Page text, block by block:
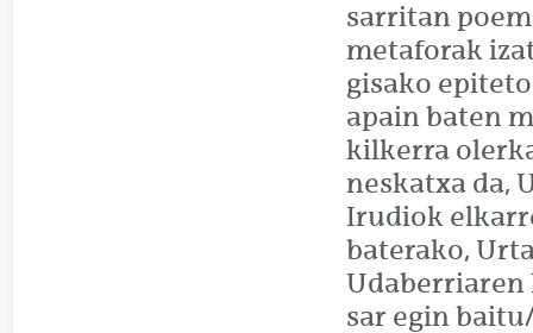
sarritan
metaforak
gisako
apain baten
kilkerra
neskatxa da,
Irudiok
baterako,
Udaberriaren
sar egin